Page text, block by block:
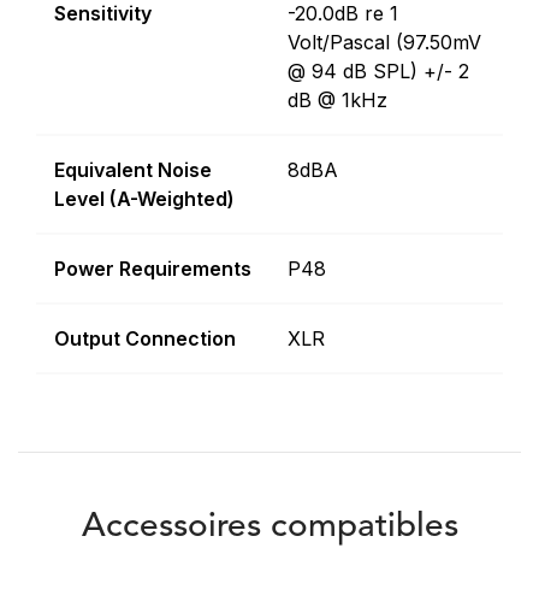
Sensitivity
-20.0dB re 1
Volt/Pascal (97.50mV
@ 94 dB SPL) +/- 2
dB @ 1kHz
Equivalent Noise
Level (A-Weighted)
8dBA
Power Requirements P48
Output Connection XLR
Accessoires compatibles